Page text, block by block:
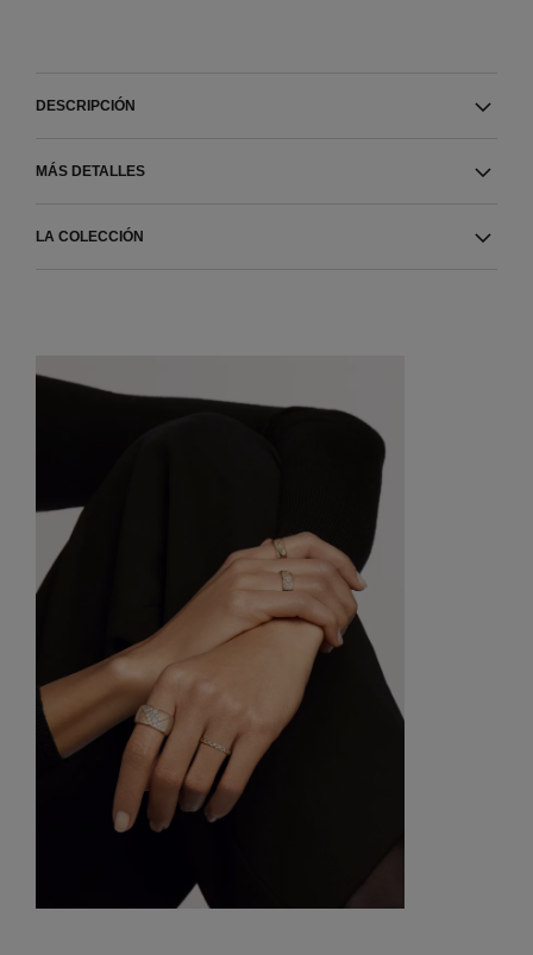
DESCRIPCIÓN
MÁS DETALLES
LA COLECCIÓN